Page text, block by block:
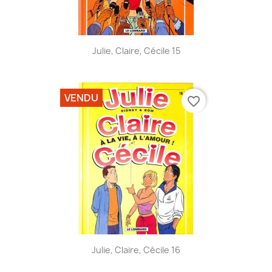
Julie, Claire, Cécile 15
Julie, Claire, Cécile 16
VENDU favorite_border